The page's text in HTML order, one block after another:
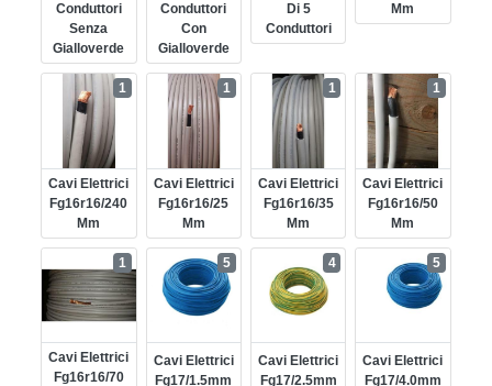
Conduttori
Senza
Gialloverde
Conduttori
Con
Gialloverde
Di 5
Conduttori
Mm
Cavi Elettrici
Fg16r16/240
Mm
1
Cavi Elettrici
Fg16r16/25
Mm
1
Cavi Elettrici
Fg16r16/35
Mm
1
Cavi Elettrici
Fg16r16/50
Mm
1
Cavi Elettrici
Fg16r16/70
1
Cavi Elettrici
Fg17/1.5mm
5
Cavi Elettrici
Fg17/2.5mm
4
Cavi Elettrici
Fg17/4.0mm
5